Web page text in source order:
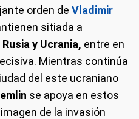
orden de Vladimir
sitiada a
Rusia y Ucrania, entre en
Mientras continúa
del este ucraniano
se apoya en estos
de la invasión